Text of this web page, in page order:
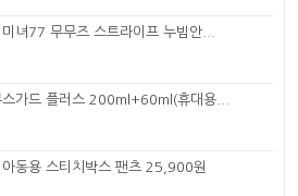
녀77 무무즈 스트라이프 누빔안...
가드 플러스 200ml+60ml(휴대용...
동용 스티치박스 팬츠 25,900원